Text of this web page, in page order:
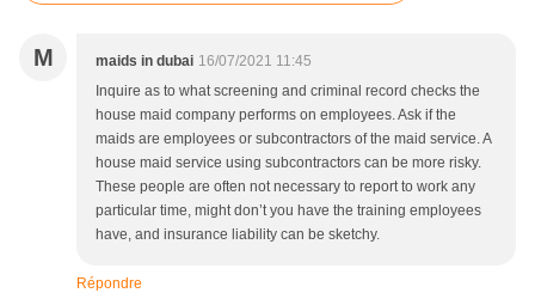
M maids in dubai 16/07/2021 11:45
Inquire as to what screening and criminal record checks the
house maid company performs on employees. Ask if the
maids are employees or subcontractors of the maid service. A
house maid service using subcontractors can be more risky.
These people are often not necessary to report to work any
particular time, might don’t you have the training employees
have, and insurance liability can be sketchy.
Répondre